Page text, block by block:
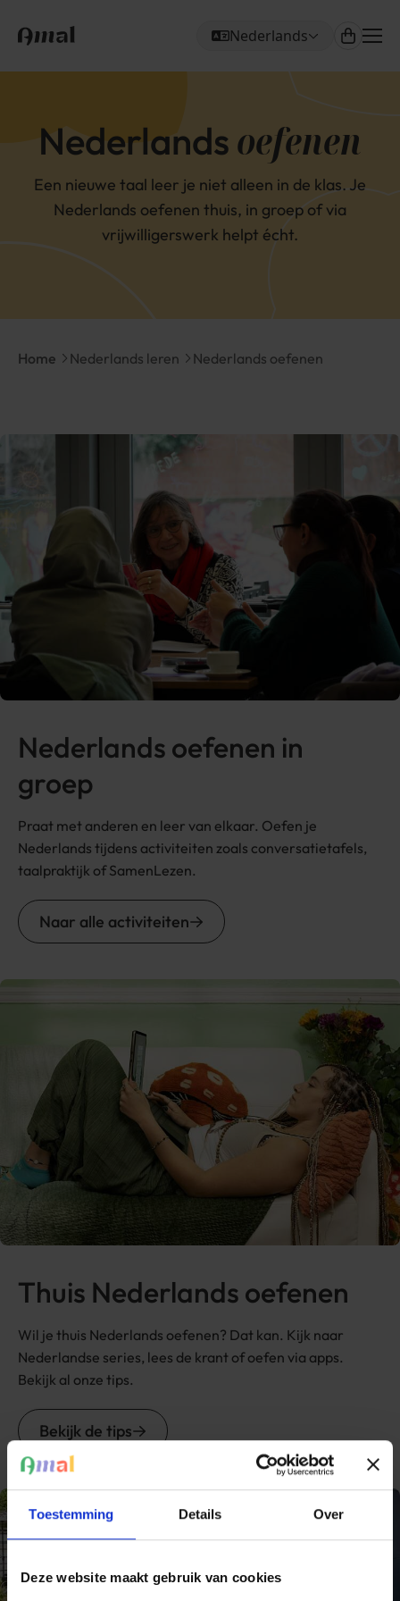
Toestemming Details Over
Deze website maakt gebruik van cookies
Kies je taal
Nederlands
Nederlandsoefenen
Een nieuwe taal leer je niet alleen in de klas. Je
Nederlands oefenen thuis, in groep of via
vrijwilligerswerk helpt écht.
Breadcrumb
Home Nederlands leren Nederlands oefenen
Nederlands oefenen in
groep
Praat met anderen en leer van elkaar. Oefen je
Nederlands tijdens activiteiten zoals conversatietafels,
taalpraktijk of SamenLezen.
Naar alle activiteiten
Thuis Nederlands oefenen
Wil je thuis Nederlands oefenen? Dat kan. Kijk naar
Nederlandse series, lees de krant of oefen via apps.
Bekijk al onze tips.
Bekijk de tips